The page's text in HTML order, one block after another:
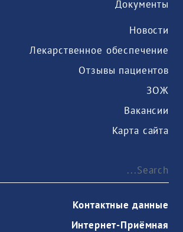
Документы
Новости
Лекарственное обеспечение
Отзывы пациентов
ЗОЖ
Вакансии
Карта сайта
Контактные данные
Интернет-Приёмная